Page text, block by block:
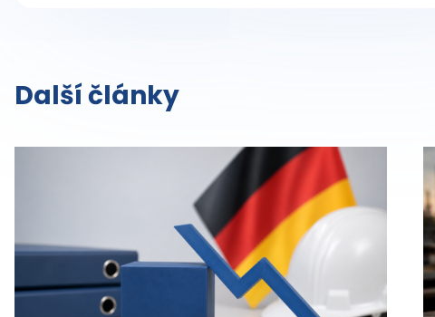
Další články